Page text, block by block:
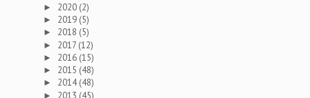
► 2020 (2)
► 2019 (5)
► 2018 (5)
► 2017 (12)
► 2016 (15)
► 2015 (48)
► 2014(48)
► 2013 (45)